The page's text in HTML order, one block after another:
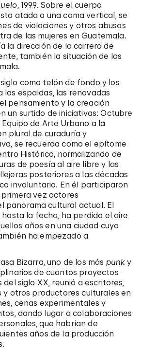
, 1999. Sobre el cuerpo
atada a una cama vertical, se
de violaciones y otros abusos
de las mujeres en Guatemala.
la dirección de la carrera de
también la situación de las
como telón de fondo y los
las espaldas, las renovadas
pensamiento y la creación
un surtido de iniciativas: Octubre
Equipo de Arte Urbano a la
plural de curaduría y
se recuerda como el epítome
Histórico, normalizando de
de poesía al aire libre y las
posteriores a las décadas
involuntario. En él participaron
vez actores
panorama cultural actual. El
la fecha, ha perdido el aire
años en una ciudad cuyo
ha empezado a
Bizarra, uno de los más punk y
de cuantos proyectos
siglo XX, reunió a escritores,
y otros productores culturales en
cenas experimentales y
dando lugar a colaboraciones
que habrían de
años de la producción